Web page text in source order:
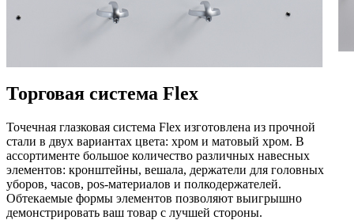
Торговая система Flex
Точечная глазковая система Flex изготовлена из прочной
стали в двух вариантах цвета: хром и матовый хром. В
ассортименте большое количество различных навесных
элементов: кронштейны, вешала, держатели для головных
уборов, часов, pos-материалов и полкодержателей.
Обтекаемые формы элементов позволяют выигрышно
демонстрировать ваш товар с лучшей стороны.